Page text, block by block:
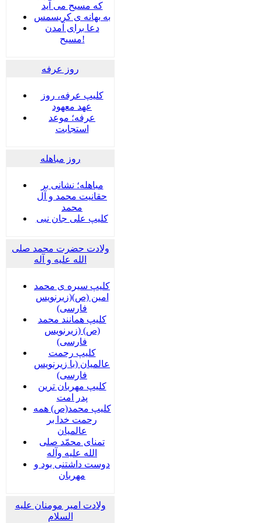
که مسیح می آید
به بهانه ی کریسمس
دعا برای آمدن
مسیح!
روز عرفه
کلیپ عرفه، روز
عهد معهود
عرفه؛ موعد
استجابت
روز مباهله
مباهله؛ نشانی بر
حقانیت محمد و آل
محمد
کلیپ علی جان نبی
ولادت حضرت محمد صلی
الله علیه و آله
کلیپ سیره ی محمد
امین (ص)(زیرنویس
فارسی)
کلیپ همانند محمد
(ص) (زیرنویس
فارسی)
کلیپ رحمت
عالمیان (با زیرنویس
فارسی)
کلیپ مهربان ترین
پدر امت
کلیپ محمد(ص) همه
رحمت خدا بر
عالمیان
تمنای محمّد صلی
الله علیه وآله
دوست داشتنی بود و
مهربان
ولادت امیر مومنان علیه
السلام